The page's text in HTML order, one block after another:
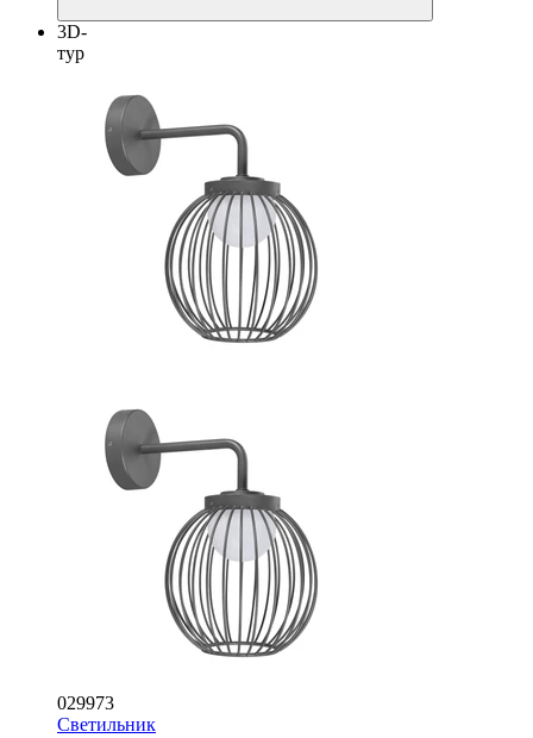
3D-
тур
029973
Светильник